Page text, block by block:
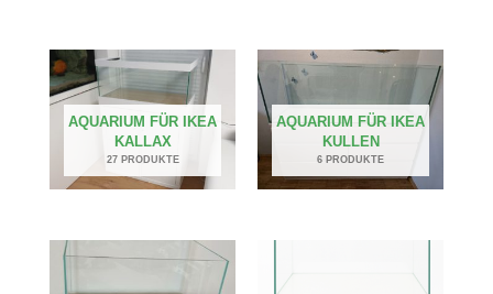
AQUARIUM FÜR IKEA
KALLAX
27 PRODUKTE
AQUARIUM FÜR IKEA
KULLEN
6 PRODUKTE